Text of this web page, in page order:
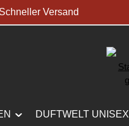
Versand
DUFTWELT UNISEX